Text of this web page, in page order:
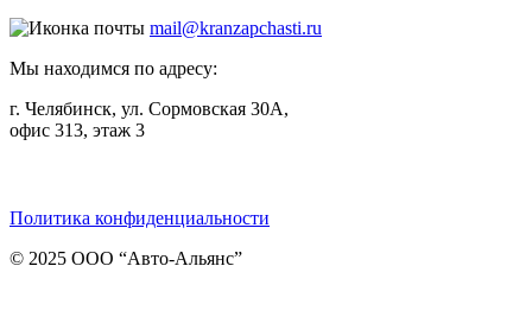
mail@kranzapchasti.ru
Мы находимся по адресу:
г. Челябинск, ул. Сормовская 30А,
офис 313, этаж 3
Политика конфиденциальности
© 2025 ООО “Авто-Альянс”